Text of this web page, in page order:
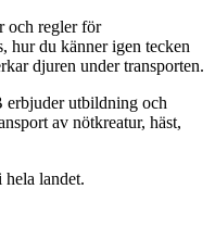
och regler för
hur du känner igen tecken
djuren under transporten.
erbjuder utbildning och
av nötkreatur, häst,
landet.